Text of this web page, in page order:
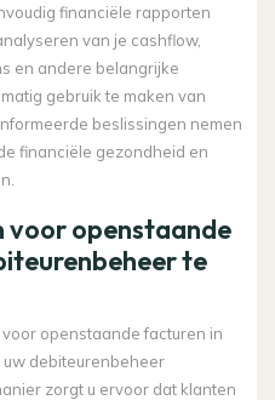
financiële rapporten
van je cashflow,
en andere belangrijke
gebruik te maken van
beslissingen nemen
financiële gezondheid en
voor openstaande
te
openstaande facturen in
uw debiteurenbeheer
zorgt u ervoor dat klanten